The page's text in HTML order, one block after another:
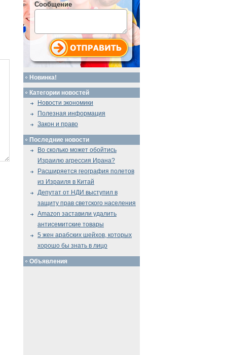
Сообщение
Новинка!
Категории новостей
Новости экономики
Полезная информация
Закон и право
Последние новости
Во сколько может обойтись
Израилю агрессия Ирана?
Расширяется география полетов
из Израиля в Китай
Депутат от НДИ выступил в
защиту прав светского населения
Amazon заставили удалить
антисемитские товары
5 жен арабских шейхов, которых
хорошо бы знать в лицо
Объявления